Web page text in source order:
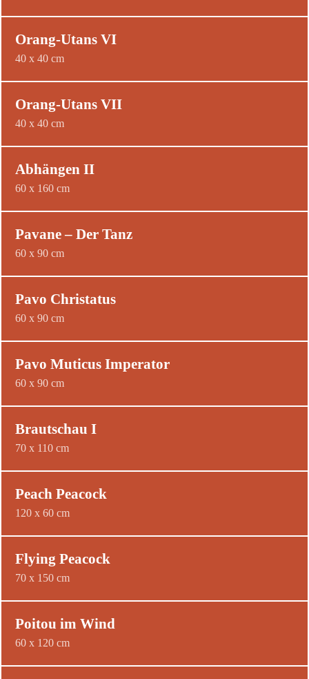
Orang-Utans VI
40 x 40 cm
Orang-Utans VII
40 x 40 cm
Abhängen II
60 x 160 cm
Pavane – Der Tanz
60 x 90 cm
Pavo Christatus
60 x 90 cm
Pavo Muticus Imperator
60 x 90 cm
Brautschau I
70 x 110 cm
Peach Peacock
120 x 60 cm
Flying Peacock
70 x 150 cm
Poitou im Wind
60 x 120 cm